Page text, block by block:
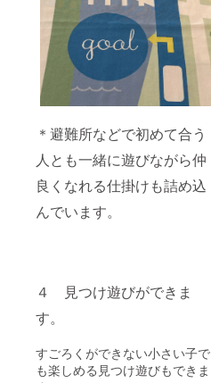
＊避難所などで初めて合う
人とも一緒に遊びながら仲
良くなれる仕掛けも詰め込
んでいます。
４ 見つけ遊びができま
す。
すごろくができない小さい子で
も楽しめる見つけ遊びもできま